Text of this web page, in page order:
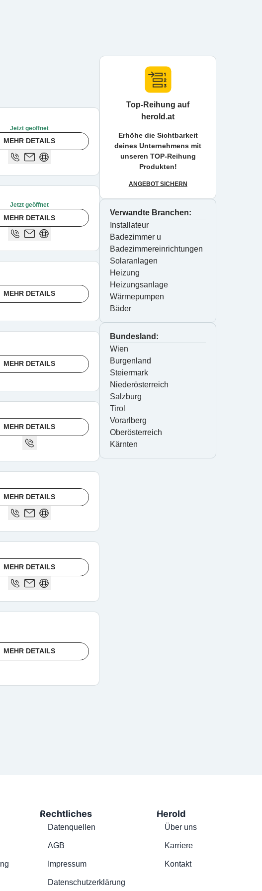
Jetzt geöffnet
MEHR DETAILS
Jetzt geöffnet
MEHR DETAILS
MEHR DETAILS
MEHR DETAILS
MEHR DETAILS
MEHR DETAILS
MEHR DETAILS
MEHR DETAILS
Top-Reihung auf
herold.at
Erhöhe die Sichtbarkeit
deines Unternehmens mit
unseren TOP-Reihung
Produkten!
ANGEBOT SICHERN
Verwandte Branchen:
Installateur
Badezimmer u
Badezimmereinrichtungen
Solaranlagen
Heizung
Heizungsanlage
Wärmepumpen
Bäder
Bundesland:
Wien
Burgenland
Steiermark
Niederösterreich
Salzburg
Tirol
Vorarlberg
Oberösterreich
Kärnten
Rechtliches
Datenquellen
AGB
Impressum
Datenschutzerklärung
Herold
Über uns
Karriere
Kontakt